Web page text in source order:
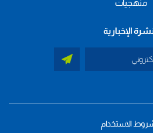
منهجيات
الإخبارية
الاستخدام